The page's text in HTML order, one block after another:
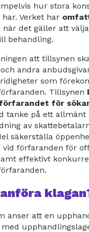
hur stora
Verket har
när det gäller att
behandling.
att tillsynen
andra
som
Tillsynen
för
tanke på ett allmänt
av
säkerställa
vid förfaranden för
effektivt
anser att en